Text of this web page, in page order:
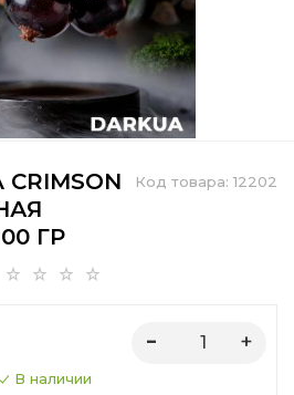
Код товара: 12202
ГР
В наличии